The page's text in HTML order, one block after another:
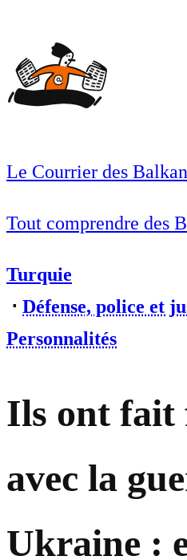
Le Courrier des
Tout comprendre des
Turquie
⋅ Défense, police et
Personnalités
Ils ont fait
avec la
Ukraine :